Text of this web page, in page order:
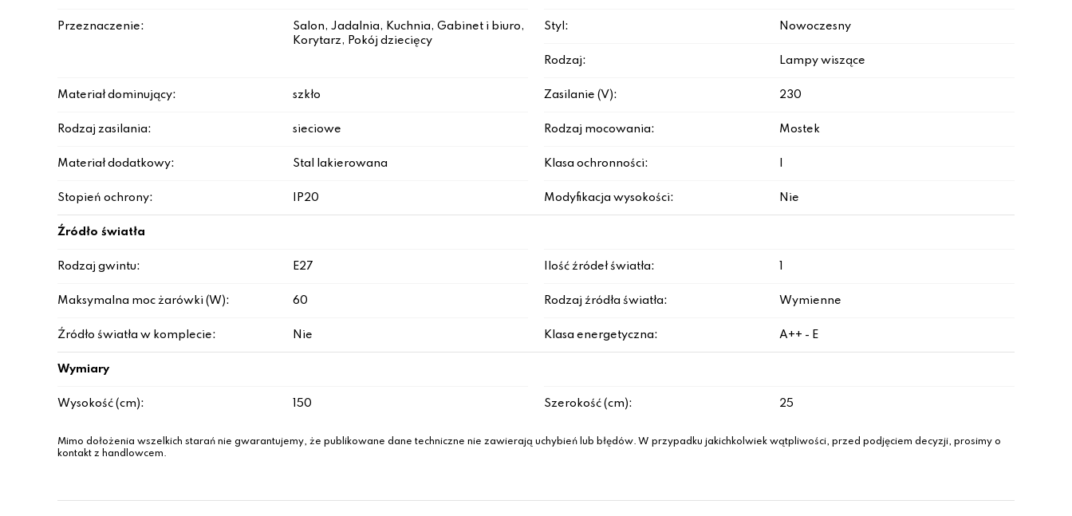
Przeznaczenie:
Salon, Jadalnia, Kuchnia, Gabinet i biuro,
Korytarz, Pokój dziecięcy
Styl: Nowoczesny
Rodzaj: Lampy wiszące
Materiał dominujący: szkło Zasilanie (V): 230
Rodzaj zasilania: sieciowe Rodzaj mocowania: Mostek
Materiał dodatkowy: Stal lakierowana Klasa ochronności:
Stopień ochrony: IP20 Modyfikacja wysokości: Nie
Źródło światła
Rodzaj gwintu: E27 Ilość źródeł światła:
Maksymalna moc żarówki (W): 60 Rodzaj źródła światła: Wymienne
Źródło światła w komplecie: Nie Klasa energetyczna: A++ - E
Wymiary
Wysokość (cm): 150 Szerokość (cm): 25
Mimo dołożenia wszelkich starań nie gwarantujemy, że publikowane dane techniczne nie zawierają uchybień lub błędów. W przypadku jakichkolwiek wątpliwości, przed podjęciem decyzji, prosimy o
kontakt z handlowcem.